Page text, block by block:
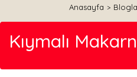
Anasayfa
Kıymalı